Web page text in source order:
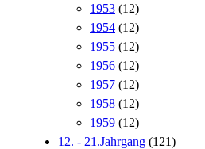
1953 (12)
1954 (12)
1955 (12)
1956 (12)
1957 (12)
1958 (12)
1959 (12)
12. - 21.Jahrgang (121)